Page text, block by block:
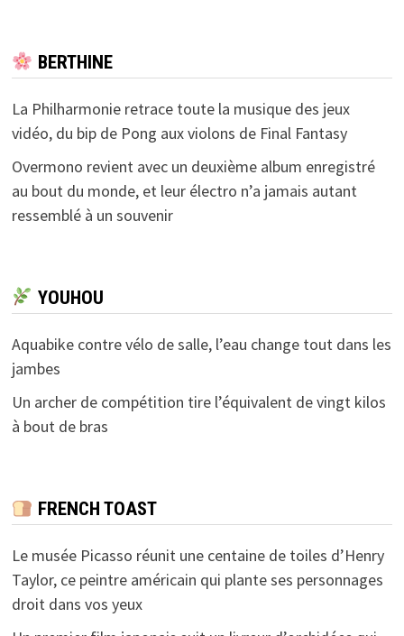
BERTHINE
La Philharmonie retrace toute la musique des jeux
vidéo, du bip de Pong aux violons de Final Fantasy
Overmono revient avec un deuxième album enregistré
au bout du monde, et leur électro n’a jamais autant
ressemblé à un souvenir
YOUHOU
Aquabike contre vélo de salle, l’eau change tout dans les
jambes
Un archer de compétition tire l’équivalent de vingt kilos
à bout de bras
FRENCH TOAST
Le musée Picasso réunit une centaine de toiles d’Henry
Taylor, ce peintre américain qui plante ses personnages
droit dans vos yeux